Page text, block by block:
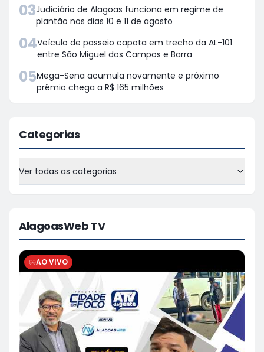
03Judiciário de Alagoas funciona em regime de
plantão nos dias 10 e 11 de agosto
04Veículo de passeio capota em trecho da AL-101
entre São Miguel dos Campos e Barra
05Mega-Sena acumula novamente e próximo
prêmio chega a R$ 165 milhões
Categorias
Ver todas as categorias
AlagoasWeb TV
AO VIVO